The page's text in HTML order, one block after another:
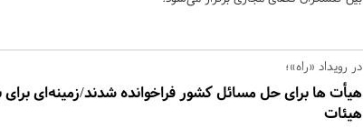
در رویداد «راه»؛
هیأت ها برای حل مسائل کشور فراخوانده شدند/زمینه‌ای
هیئات